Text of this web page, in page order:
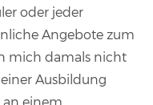
oder jeder
Angebote zum
mich damals nicht
Ausbildung